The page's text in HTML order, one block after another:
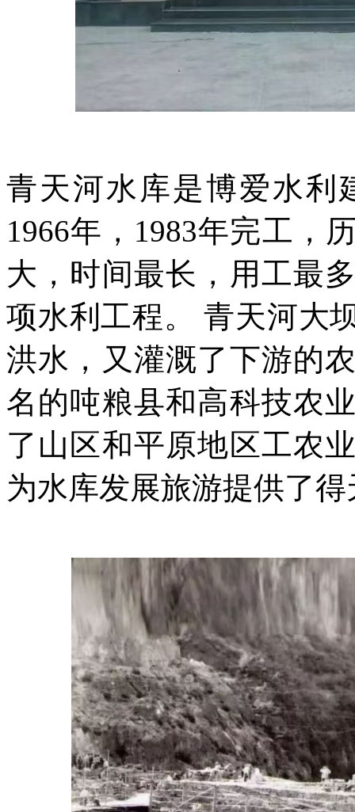
青天河水库是博爱水利
1966年，1983年完工，
大，时间最长，用工最
项水利工程。
青天河大
洪水，又灌溉了下游的
名的吨粮县和高科技农
了山区和平原地区工农
为水库发展旅游提供了